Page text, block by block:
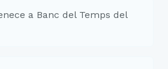
a Banc del Temps del